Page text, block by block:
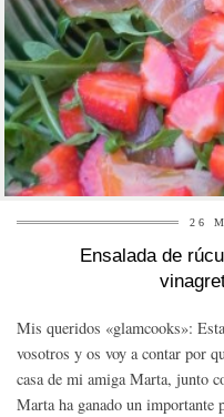
26
Ensalada de
Mis queridos «glamcooks»:
vosotros y os voy a contar por
casa de mi amiga Marta, junto
Marta ha ganado un importante